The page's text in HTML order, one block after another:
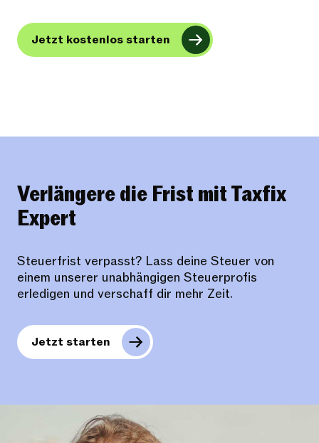
Jetzt kostenlos starten
Verlängere die Frist mit Taxfix
Expert
Steuerfrist verpasst? Lass deine Steuer von
einem unserer unabhängigen Steuerprofis
erledigen und verschaff dir mehr Zeit.
Jetzt starten